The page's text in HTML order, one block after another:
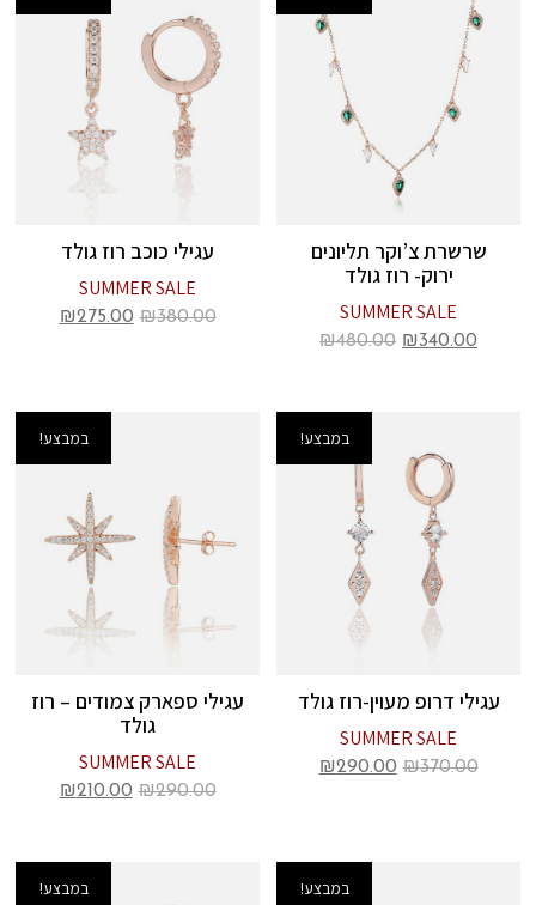
שרשרת צ’וקר תליונים
ירוק- רוז גולד
SUMMER SALE
₪340.00
₪480.00
עגילי כוכב רוז גולד
SUMMER SALE
₪380.00
₪275.00
במבצע!
עגילי דרופ מעוין-רוז גולד
SUMMER SALE
₪370.00
₪290.00
במבצע!
עגילי ספארק צמודים – רוז
גולד
SUMMER SALE
₪290.00
₪210.00
במבצע! במבצע!